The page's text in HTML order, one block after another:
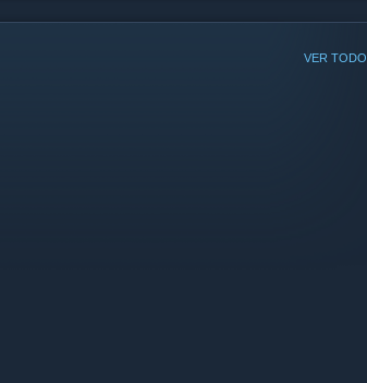
VER TODO